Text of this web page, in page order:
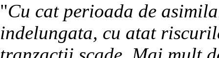
"Cu cat perioada de
indelungata, cu atat